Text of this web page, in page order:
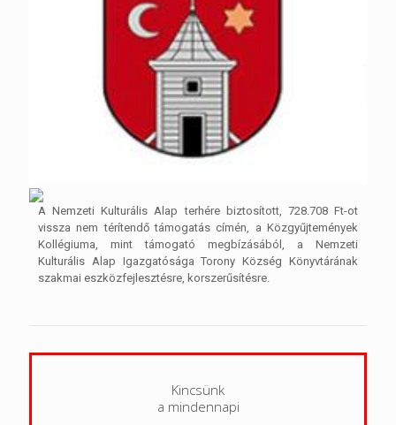
A Nemzeti Kulturális Alap terhére biztosított, 728.708 Ft-ot
vissza nem térítendő támogatás címén, a Közgyűjtemények
Kollégiuma, mint támogató megbízásából, a Nemzeti
Kulturális Alap Igazgatósága Torony Község Könyvtárának
szakmai eszközfejlesztésre, korszerűsítésre.
Kincsünk
a mindennapi